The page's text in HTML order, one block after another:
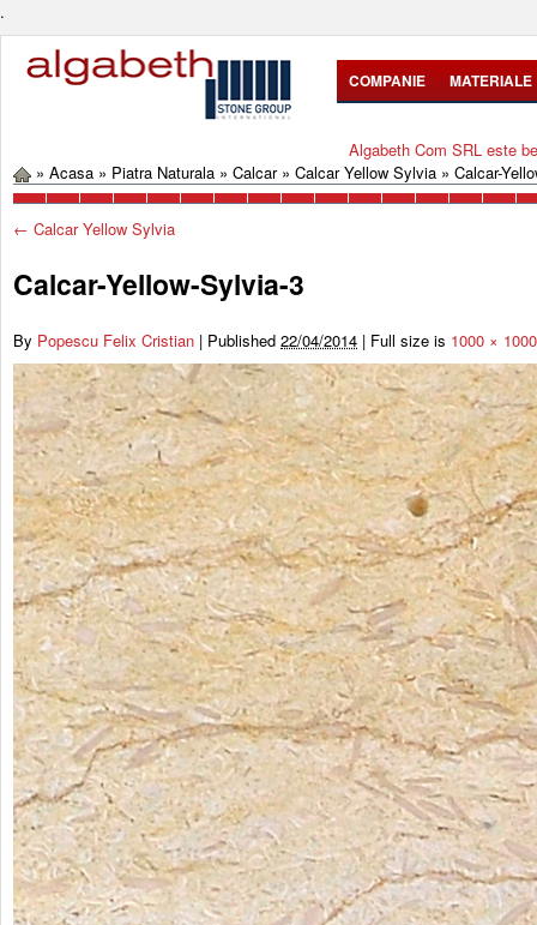
.
COMPANIE MATERIALE
Algabeth Com SRL este
» Acasa » Piatra Naturala » Calcar» Calcar Yellow Sylvia » Calcar-
← Calcar Yellow Sylvia
Calcar-Yellow-Sylvia-3
By Popescu Felix Cristian | Published 22/04/2014 | Full size is 1000 × 1000